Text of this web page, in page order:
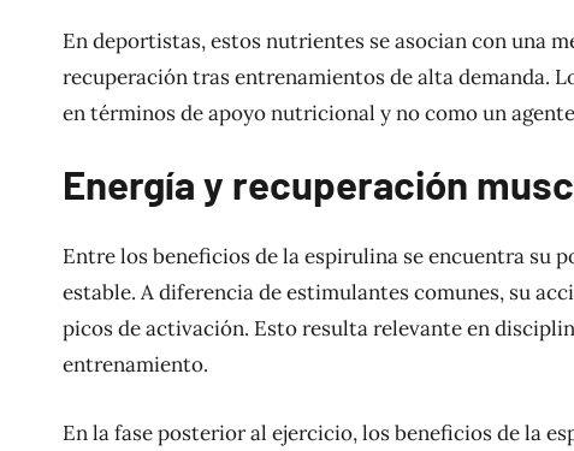
En deportistas, estos nutrientes se asocian con una
recuperación tras entrenamientos de alta demanda.
en términos de apoyo nutricional y no como un
Energía y recuperación
Entre los beneficios de la espirulina se encuentra su
estable. A diferencia de estimulantes comunes, su
picos de activación. Esto resulta relevante en
entrenamiento.
En la fase posterior al ejercicio, los beneficios de la